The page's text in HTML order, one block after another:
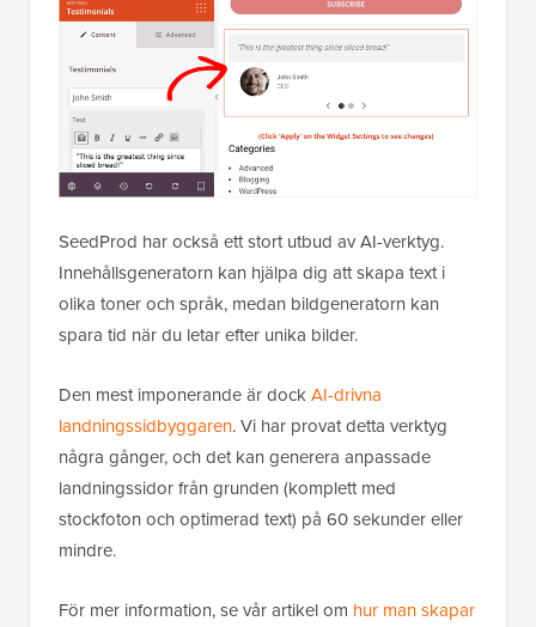
SeedProd har också ett stort utbud av AI-verktyg.
Innehållsgeneratorn kan hjälpa dig att skapa text i
olika toner och språk, medan bildgeneratorn kan
spara tid när du letar efter unika bilder.
Den mest imponerande är dockAI-drivna
landningssidbyggaren. Vi har provat detta verktyg
några gånger, och det kan generera anpassade
landningssidor från grunden (komplett med
stockfoton och optimerad text) på 60 sekunder eller
mindre.
För mer information, se vår artikel om hur man skapar